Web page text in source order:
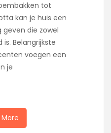
tot
kan je huis een
die zowel
Belangrijkste
voegen een
je